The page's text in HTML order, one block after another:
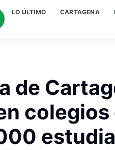
LO ÚLTIMO CARTAGENA
de
colegios